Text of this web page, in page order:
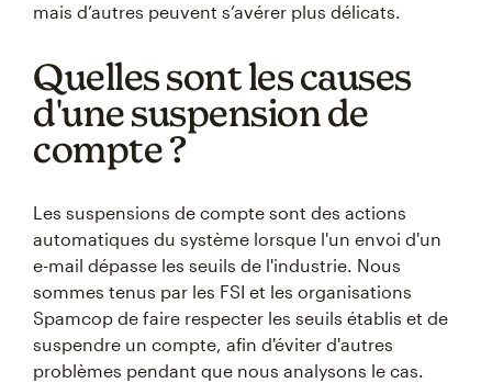
mais d’autres peuvent s’avérer plus délicats.
Quelles sont les causes
d'une suspension de
compte ?
Les suspensions de compte sont des actions
automatiques du système lorsque l'un envoi d'un
e-mail dépasse les seuils de l'industrie. Nous
sommes tenus par les FSI et les organisations
Spamcop de faire respecter les seuils établis et de
suspendre un compte, afin d'éviter d'autres
problèmes pendant que nous analysons le cas.